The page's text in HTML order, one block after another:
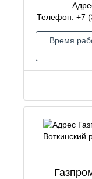
Телефон: +7
Время